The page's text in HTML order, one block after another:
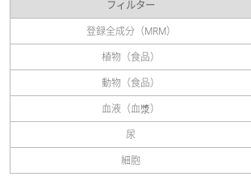
フィルター
登録全成分（MRM）
植物（食品）
動物（食品）
血液（血漿）
尿
細胞